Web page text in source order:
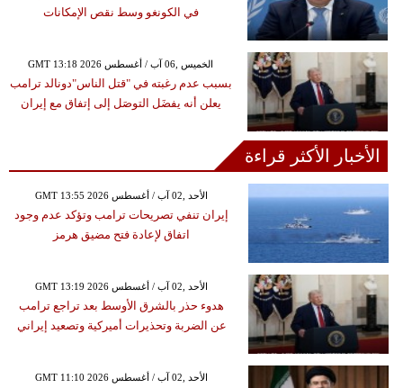
في الكونغو وسط نقص الإمكانات
GMT 13:18 2026 الخميس ,06 آب / أغسطس
بسبب عدم رغبته في "قتل الناس"دونالد ترامب
يعلن أنه يفضَل التوصَل إلى إتفاق مع إيران
الأخبار الأكثر قراءة
GMT 13:55 2026 الأحد ,02 آب / أغسطس
إيران تنفي تصريحات ترامب وتؤكد عدم وجود
اتفاق لإعادة فتح مضيق هرمز
GMT 13:19 2026 الأحد ,02 آب / أغسطس
هدوء حذر بالشرق الأوسط بعد تراجع ترامب
عن الضربة وتحذيرات أميركية وتصعيد إيراني
GMT 11:10 2026 الأحد ,02 آب / أغسطس